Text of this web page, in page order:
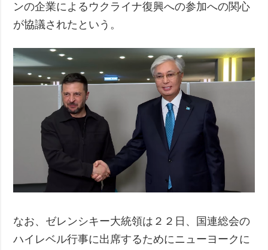
ンの企業によるウクライナ復興への参加への関心
が協議されたという。
なお、ゼレンシキー大統領は２２日、国連総会の
ハイレベル行事に出席するためにニューヨークに